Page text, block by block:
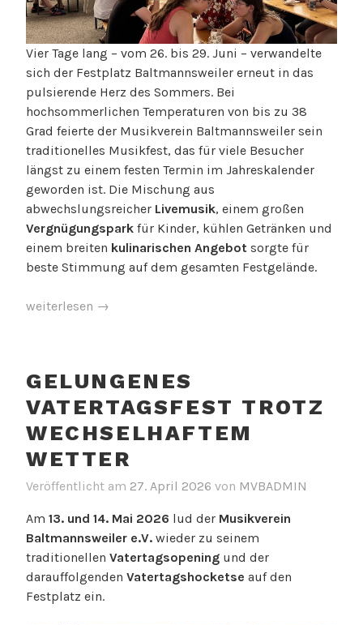
Vier Tage lang – vom 26. bis 29. Juni – verwandelte
sich der Festplatz Baltmannsweiler erneut in das
pulsierende Herz des Sommers. Bei
hochsommerlichen Temperaturen von bis zu 38
Grad feierte der Musikverein Baltmannsweiler sein
traditionelles Musikfest, das für viele Besucher
längst zu einem festen Termin im Jahreskalender
geworden ist. Die Mischung aus
abwechslungsreicher Livemusik, einem großen
Vergnügungspark für Kinder, kühlen Getränken und
einem breiten kulinarischen Angebot sorgte für
beste Stimmung auf dem gesamten Festgelände.
„Musikfest
weiterlesen →
GELUNGENES
VATERTAGSFEST TROTZ
WECHSELHAFTEM
WETTER
Veröffentlicht am 27. April 2026 von MVBADMIN
Am 13. und 14. Mai 2026 lud der Musikverein
Baltmannsweiler e.V. wieder zu seinem
traditionellen Vatertagsopening und der
darauffolgenden Vatertagshocketse auf den
Festplatz ein.